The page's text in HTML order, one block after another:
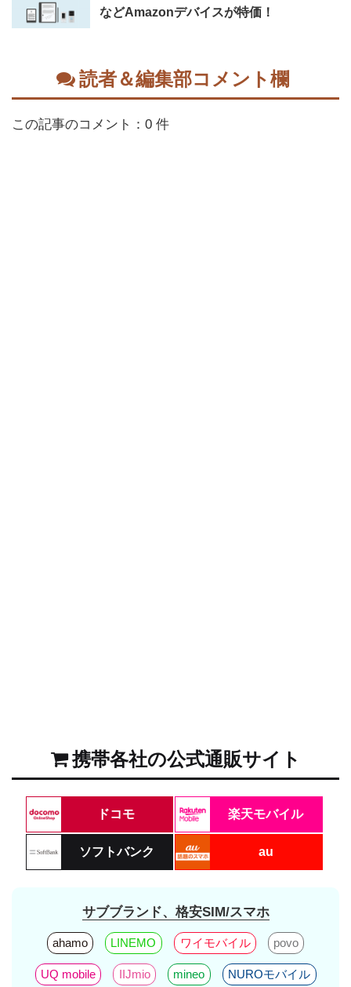
などAmazonデバイスが特価！
読者＆編集部コメント欄
この記事のコメント：0 件
携帯各社の公式通販サイト
ドコモ 楽天モバイル
ソフトバンク au
サブブランド、格安SIM/スマホ
ahamo LINEMO ワイモバイル povo
UQ mobile IIJmio mineo NUROモバイル